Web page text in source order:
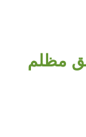
مظلم